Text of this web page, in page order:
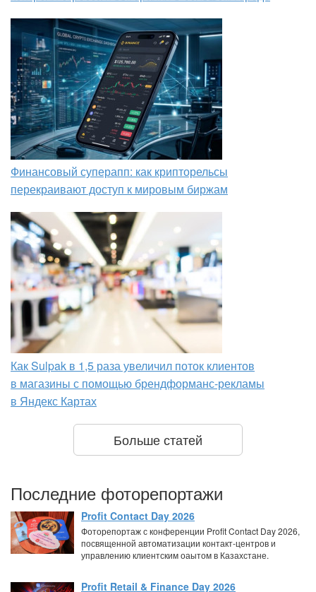
Финансовый суперапп: как крипторельсы
перекраивают доступ к мировым биржам
Как Sulpak в 1,5 раза увеличил поток клиентов
в магазины с помощью брендформанс-рекламы
в Яндекс Картах
Больше статей
Последние фоторепортажи
Profit Contact Day 2026
Фоторепортаж с конференции Profit Contact Day 2026,
посвященной автоматизации контакт-центров и
управлению клиентским оаытом в Казахстане.
Profit Retail & Finance Day 2026